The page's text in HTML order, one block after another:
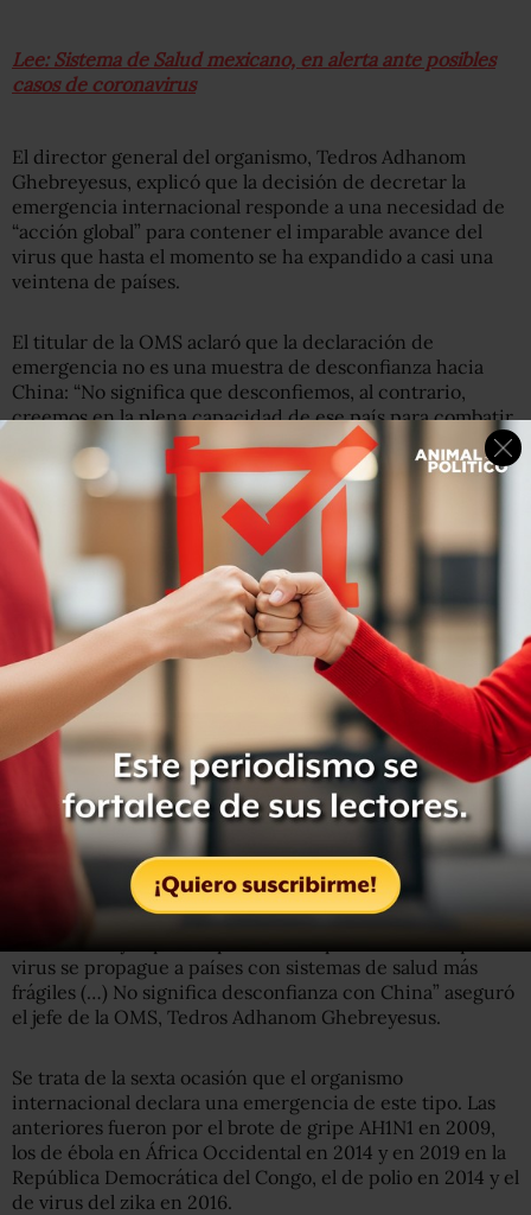
Lee: Sistema de Salud mexicano, en alerta ante posibles
casos de coronavirus
El director general del organismo, Tedros Adhanom
Ghebreyesus, explicó que la decisión de decretar la
emergencia internacional responde a una necesidad de
“acción global” para contener el imparable avance del
virus que hasta el momento se ha expandido a casi una
veintena de países.
El titular de la OMS aclaró que la declaración de
emergencia no es una muestra de desconfianza hacia
China: “No significa que desconfiemos, al contrario,
creemos en la plena capacidad de ese país para combatir
esta emergencia”.
Lee más: Clínicas de primer nivel en México, capaces de
atender casos de coronavirus: Salud
“Nuestra mayor preocupación es la posibilidad de que el
virus se propague a países con sistemas de salud más
frágiles (…) No significa desconfianza con China” aseguró
el jefe de la OMS, Tedros Adhanom Ghebreyesus.
Se trata de la sexta ocasión que el organismo
internacional declara una emergencia de este tipo. Las
anteriores fueron por el brote de gripe AH1N1 en 2009,
los de ébola en África Occidental en 2014 y en 2019 en la
República Democrática del Congo, el de polio en 2014 y el
de virus del zika en 2016.